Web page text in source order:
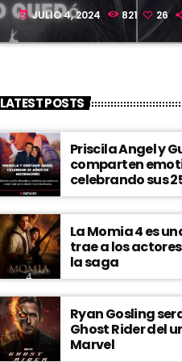
today JULIO 4, 2024 821 26
LATEST POSTS
Priscila Angel y
comparten
celebrando sus
matrimonio
La Momia 4 es
trae a los
la saga
Ryan Gosling
Ghost Rider del
Marvel